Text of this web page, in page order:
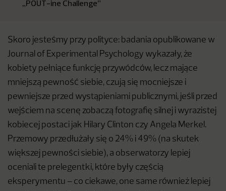
„POUT-ine Challenge”
Skoro jesteśmy przy polityce: badania opublikowane w
Journal of Experimental Psychology wykazały, że
kobiety pełniące funkcję przywódców, lecz mające
mniejszą pewność siebie, czują się mocniejsze i
pewniejsze przed wystąpieniami publicznymi, jeśli przed
wejściem na scenę zobaczą fotografię silnej i wyrazistej
kobiecej postaci jak Hilary Clinton czy Angela Merkel.
Przemowy przedłużały się o 24% i 49% (na skutek
większej pewności siebie), a obserwatorzy lepiej
oceniali te prelegentki, które były częścią
eksperymentu – co ciekawe, one same również lepiej